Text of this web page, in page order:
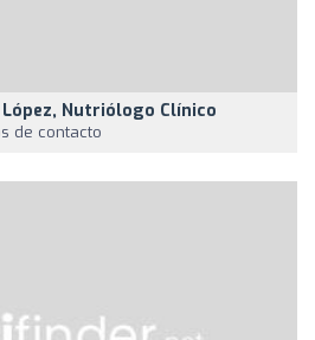
Nutriólogo Clínico
de contacto